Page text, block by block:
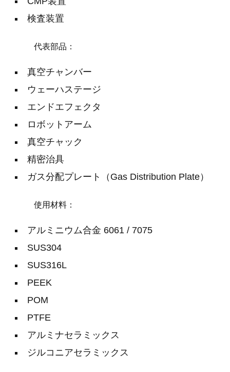
検査装置
代表部品：
真空チャンバー
ウェーハステージ
エンドエフェクタ
ロボットアーム
真空チャック
精密治具
ガス分配プレート（Gas Distribution Plate）
使用材料：
アルミニウム合金 6061 / 7075
SUS304
SUS316L
PEEK
POM
PTFE
アルミナセラミックス
ジルコニアセラミックス